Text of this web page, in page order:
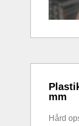
mm
Hård